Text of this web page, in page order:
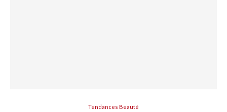
Tendances Beauté